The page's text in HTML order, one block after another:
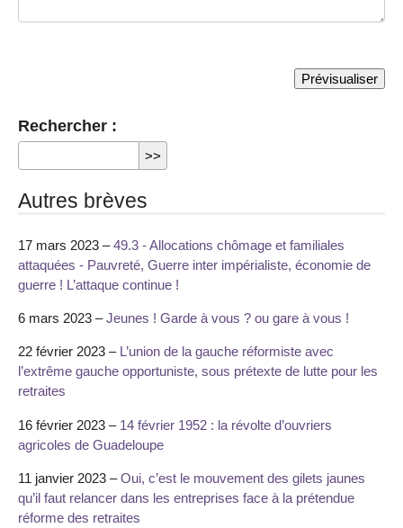
Rechercher :
Autres brèves
17 mars 2023 –49.3 - Allocations chômage et familiales
attaquées - Pauvreté, Guerre inter impérialiste, économie de
guerre ! L’attaque continue !
6 mars 2023 –Jeunes ! Garde à vous ? ou gare à vous !
22 février 2023 – L’union de la gauche réformiste avec
l’extrême gauche opportuniste, sous prétexte de lutte pour les
retraites
16 février 2023 – 14 février 1952 : la révolte d’ouvriers
agricoles de Guadeloupe
11 janvier 2023 –Oui, c’est le mouvement des gilets jaunes
qu’il faut relancer dans les entreprises face à la prétendue
réforme des retraites